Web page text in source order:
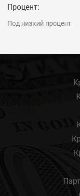
Процент:
Под низкий процент